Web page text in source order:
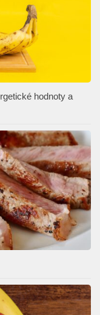
hodnoty a